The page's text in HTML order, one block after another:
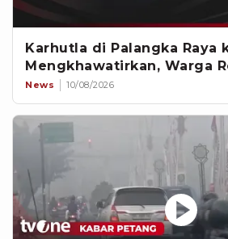
Karhutla di Palangka Raya
Mengkhawatirkan, Warga
News 10/08/2026